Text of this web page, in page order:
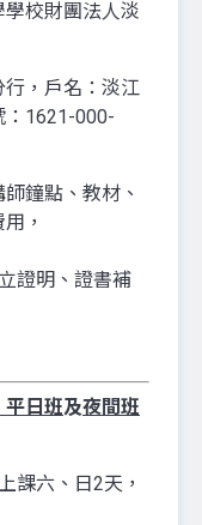
校財團法人淡
，戶名：淡江
：1621-000-
鐘點、教材、
行政費用，
明、證書補
平日班及夜間班
課六、日2天，